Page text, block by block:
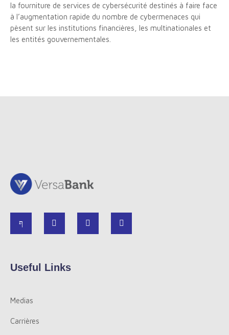
la fourniture de services de cybersécurité destinés à faire face
à l’augmentation rapide du nombre de cybermenaces qui
pèsent sur les institutions financières, les multinationales et
les entités gouvernementales.
Useful Links
Medias
Carrières